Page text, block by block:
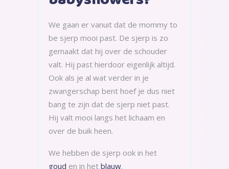
We gaan er vanuit dat de mommy to
be sjerp mooi past. De sjerp is zo
gemaakt dat hij over de schouder
valt. Hij past hierdoor eigenlijk altijd.
Ook als je al wat verder in je
zwangerschap bent hoef je dus niet
bang te zijn dat de sjerp niet past.
Hij valt mooi langs het lichaam en
over de buik heen.
We hebben de sjerp ook in het
goud en in het blauw.